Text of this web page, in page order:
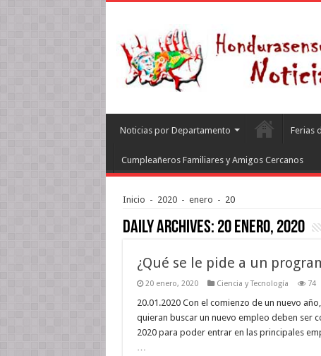
Noticias por Departamento Ferias
Cumpleañeros Familiares y Amigos Cercanos
Inicio - 2020 - enero - 20
Daily Archives: 20 enero, 2020
¿Qué se le pide a un
20 enero, 2020 Ciencia y Tecnología 74
20.01.2020 Con el comienzo de un nuevo
quieran buscar un nuevo empleo deben ser
2020 para poder entrar en las principales
…